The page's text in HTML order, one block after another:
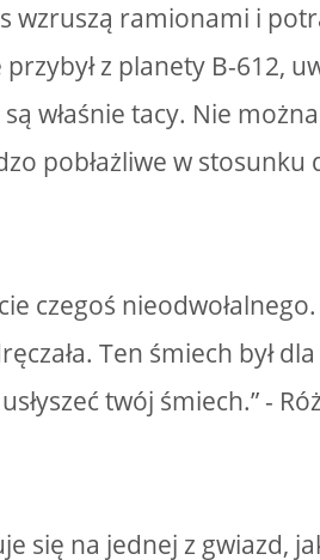
wzruszą ramionami i
z planety B-612,
właśnie tacy. Nie
pobłażliwe w stosunku
czegoś nieodwołalnego.
Ten śmiech był
twój śmiech.” -
się na jednej z gwiazd,